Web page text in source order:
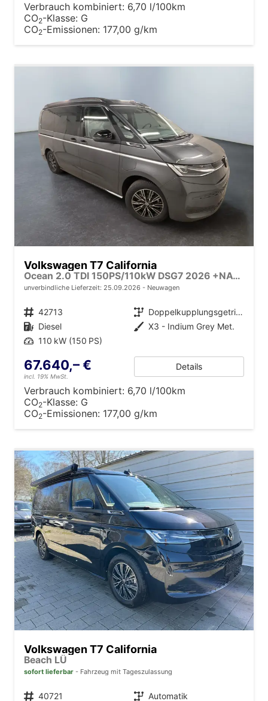
Verbrauch kombiniert: 6,70 l/100km
CO2-Klasse: G
CO2-Emissionen: 177,00 g/km
Volkswagen T7 California
Ocean 2.0 TDI 150PS/110kW DSG7 2026 +NAVI DISCOVER PRO+FRONTSCHEIBE BEHEIZBAR+TOP & PARK PAKET+18" ALU+AHK+TRAVEL ASSIST+EL- HEBEDACH, BASALT GRAU+CAMPINGAUSBAU
unverbindliche Lieferzeit: 25.09.2026 Neuwagen
Fahrzeugnr. 42713 Getriebe
Doppelkupplungsgetriebe (DSG)
Kraftstoff Diesel Außenfarbe X3 - Indium Grey Met.
Leistung 110 kW (150 PS)
67.640,– €
incl. 19% MwSt.
Details
Verbrauch kombiniert: 6,70 l/100km
CO2-Klasse: G
CO2-Emissionen: 177,00 g/km
Volkswagen T7 California
Beach LÜ
sofort lieferbar Fahrzeug mit Tageszulassung
Fahrzeugnr. 40721 Getriebe Automatik